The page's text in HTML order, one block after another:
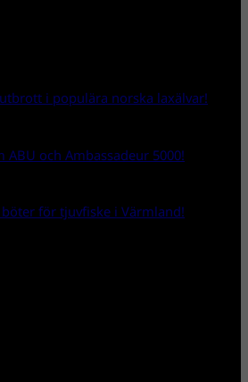
i populära norska laxälvar!
ABU och Ambassadeur 5000!
för tjuvfiske i Värmland!